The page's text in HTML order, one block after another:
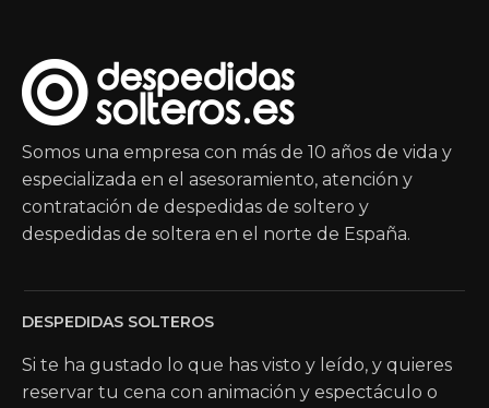
Somos una empresa con más de 10 años de vida y
especializada en el asesoramiento, atención y
contratación de despedidas de soltero y
despedidas de soltera en el norte de España.
DESPEDIDAS SOLTEROS
Si te ha gustado lo que has visto y leído, y quieres
reservar tu cena con animación y espectáculo o